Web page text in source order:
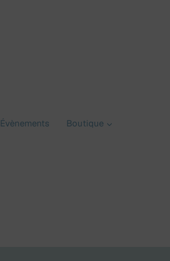
Évènements Boutique